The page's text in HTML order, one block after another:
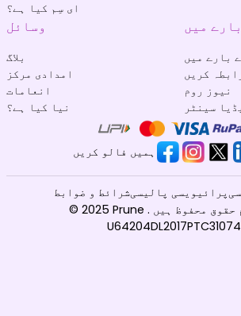
ای سِم کیا ہے؟
وسائل
بلاگ
امدادی مرکز
انعامات
نیا کیا ہے؟
میں
بارے میں
کریں
نیوز روم
سینٹر
ہمیں فالو کریں
© 2025 Prune . تمام حقوق محفوظ ہیں CIN
شرائط و ضوابطپرائیویسی پالیسی